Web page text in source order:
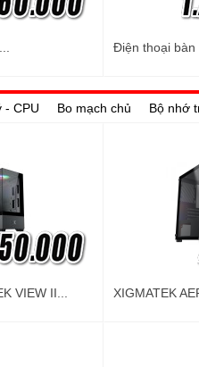
Điện thoại bàn
- CPU Bo mạch chủ Bộ nhớ
VIEW II... XIGMATEK